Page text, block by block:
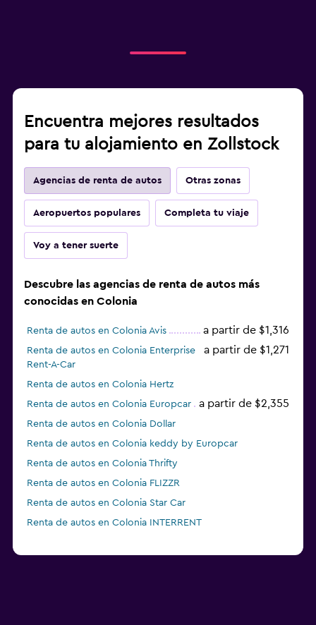
Encuentra mejores resultados
para tu alojamiento en Zollstock
Agencias de renta de autos Otras zonas
Aeropuertos populares Completa tu viaje
Voy a tener suerte
Descubre las agencias de renta de autos más
conocidas en Colonia
Renta de autos en Colonia Avis a partir de $1,316
Renta de autos en Colonia Enterprise
Rent-A-Car
a partir de $1,271
Renta de autos en Colonia Hertz
Renta de autos en Colonia Europcar
a partir de $2,355
Renta de autos en Colonia Dollar
Renta de autos en Colonia keddy by Europcar
Renta de autos en Colonia Thrifty
Renta de autos en Colonia FLIZZR
Renta de autos en Colonia Star Car
Renta de autos en Colonia INTERRENT